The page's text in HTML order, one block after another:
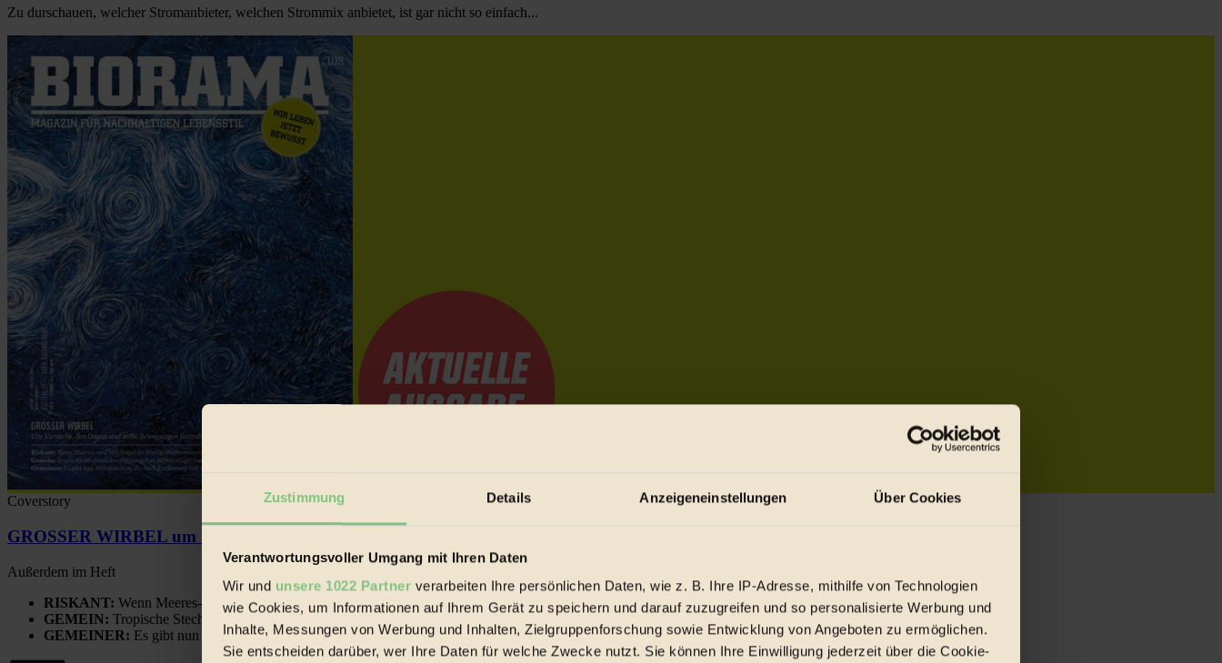
Zustimmung Details Anzeigeneinstellungen Über Cookies
Verantwortungsvoller Umgang mit Ihren Daten
Wir und unsere 1022 Partner verarbeiten Ihre persönlichen Daten, wie z. B. Ihre IP-Adresse, mithilfe von Technologien
wie Cookies, um Informationen auf Ihrem Gerät zu speichern und darauf zuzugreifen und so personalisierte Werbung und
Inhalte, Messungen von Werbung und Inhalten, Zielgruppenforschung sowie Entwicklung von Angeboten zu ermöglichen.
Sie entscheiden darüber, wer Ihre Daten für welche Zwecke nutzt. Sie können Ihre Einwilligung jederzeit über die Cookie-
Zu durschauen, welcher Stromanbieter, welchen Strommix anbietet, ist gar nicht so einfach...
Coverstory
GROSSER WIRBEL um Versuche, den Ozean und seine Bewegungen festzuhalten.
Außerdem im Heft
RISKANT: Wenn Meeres- und Wildvögel im Freilandhühnerbetrieb vorbeischauen.
GEMEIN: Tropische Stechmücken fühlen sich in Mitteleuropa inziwschen oft zu Hause.
GEMEINER: Es gibt nun Weinflaschen, die nach Entleerung voll wieder zu dir zurückkommen.